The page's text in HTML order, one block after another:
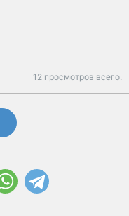
12 просмотров всего.